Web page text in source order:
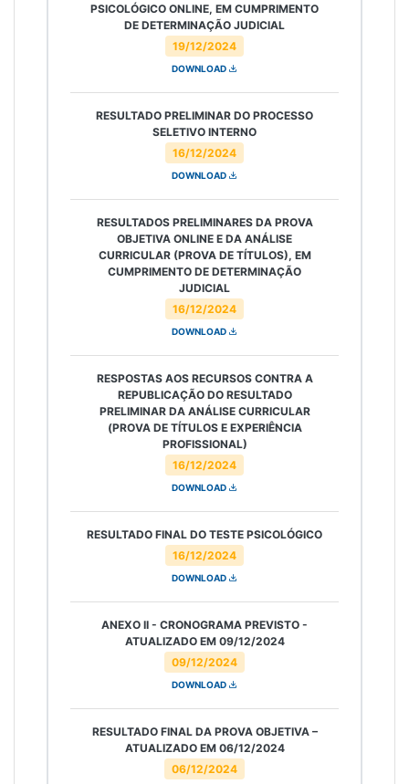
19/12/2024
PSICOLÓGICO ONLINE, EM CUMPRIMENTO
DE DETERMINAÇÃO JUDICIAL
DOWNLOAD
16/12/2024
RESULTADO PRELIMINAR DO PROCESSO
SELETIVO INTERNO
DOWNLOAD
16/12/2024
RESULTADOS PRELIMINARES DA PROVA
OBJETIVA ONLINE E DA ANÁLISE
CURRICULAR (PROVA DE TÍTULOS), EM
CUMPRIMENTO DE DETERMINAÇÃO
JUDICIAL
DOWNLOAD
16/12/2024
RESPOSTAS AOS RECURSOS CONTRA A
REPUBLICAÇÃO DO RESULTADO
PRELIMINAR DA ANÁLISE CURRICULAR
(PROVA DE TÍTULOS E EXPERIÊNCIA
PROFISSIONAL)
DOWNLOAD
16/12/2024
RESULTADO FINAL DO TESTE PSICOLÓGICO
DOWNLOAD
09/12/2024
ANEXO II - CRONOGRAMA PREVISTO -
ATUALIZADO EM 09/12/2024
DOWNLOAD
06/12/2024
RESULTADO FINAL DA PROVA OBJETIVA –
ATUALIZADO EM 06/12/2024